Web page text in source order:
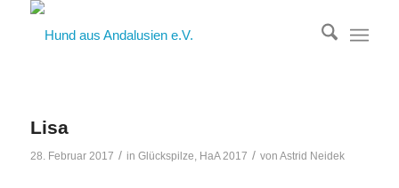
Lisa
28. Februar 2017 / in Glückspilze, HaA 2017 / von Astrid Neidek